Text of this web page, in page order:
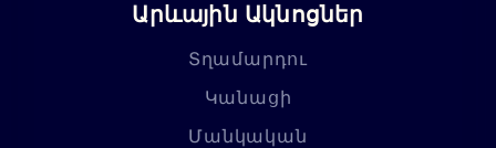
Արևային Ակնոցներ
Տղամարդու
Կանացի
Մանկական